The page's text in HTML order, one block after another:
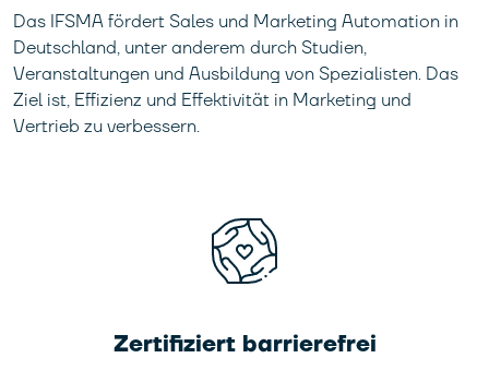
Das IFSMA fördert Sales und Marketing Automation in
Deutschland, unter anderem durch Studien,
Veranstaltungen und Ausbildung von Spezialisten. Das
Ziel ist, Effizienz und Effektivität in Marketing und
Vertrieb zu verbessern.
Zertifiziert barrierefrei